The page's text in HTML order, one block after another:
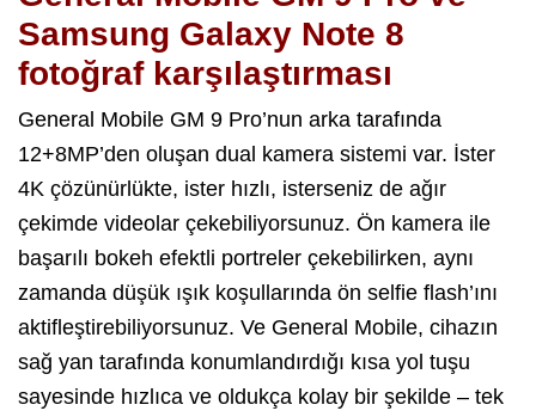
Samsung Galaxy Note 8
fotoğraf karşılaştırması
General Mobile GM 9 Pro’nun arka tarafında
12+8MP’den oluşan dual kamera sistemi var. İster
4K çözünürlükte, ister hızlı, isterseniz de ağır
çekimde videolar çekebiliyorsunuz. Ön kamera ile
başarılı bokeh efektli portreler çekebilirken, aynı
zamanda düşük ışık koşullarında ön selfie flash’ını
aktifleştirebiliyorsunuz. Ve General Mobile, cihazın
sağ yan tarafında konumlandırdığı kısa yol tuşu
sayesinde hızlıca ve oldukça kolay bir şekilde – tek